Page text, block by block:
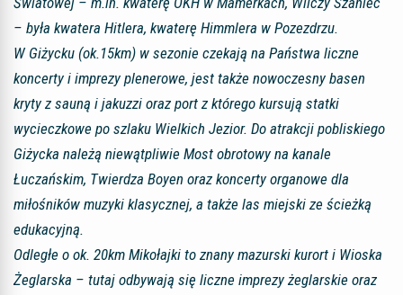
– była kwatera Hitlera, kwaterę Himmlera w Pozezdrzu.
W Giżycku (ok.15km) w sezonie czekają na Państwa liczne
koncerty i imprezy plenerowe, jest także nowoczesny basen
kryty z sauną i jakuzzi oraz port z którego kursują statki
wycieczkowe po szlaku Wielkich Jezior. Do atrakcji pobliskiego
Giżycka należą niewątpliwie Most obrotowy na kanale
Łuczańskim, Twierdza Boyen oraz koncerty organowe dla
miłośników muzyki klasycznej, a także las miejski ze ścieżką
edukacyjną.
Odległe o ok. 20km Mikołajki to znany mazurski kurort i Wioska
Żeglarska – tutaj odbywają się liczne imprezy żeglarskie oraz